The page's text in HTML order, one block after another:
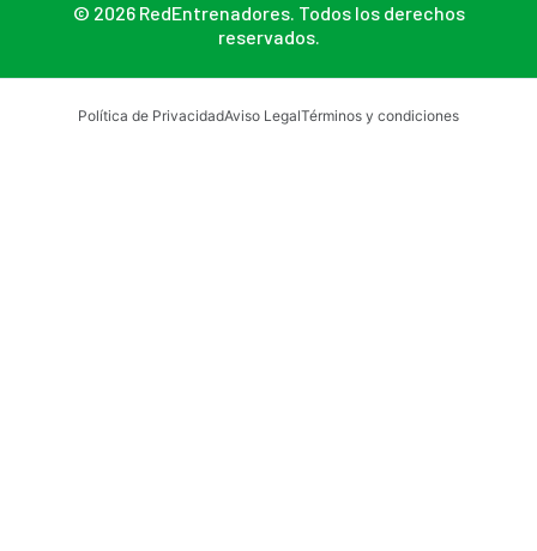
© 2026 RedEntrenadores. Todos los derechos
reservados.
Política de PrivacidadAviso LegalTérminos y condiciones